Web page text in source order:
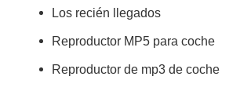
Los recién llegados
Reproductor MP5 para coche
Reproductor de mp3 de coche